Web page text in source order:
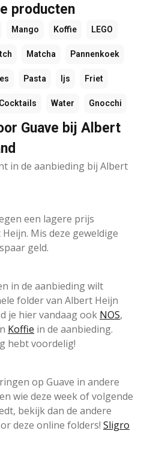
producten
Mango Koffie LEGO
Matcha Pannenkoek
Pasta Ijs Friet
Cocktails Water Gnocchi
Guave bij Albert
in de aanbieding bij Albert
een lagere prijs
Mis deze geweldige
geld.
in de aanbieding wilt
folder van Albert Heijn
je hier vandaag ook NOS,
Koffie in de aanbieding.
hebt voordelig!
op Guave in andere
wie deze week of volgende
bekijk dan de andere
deze online folders! Sligro